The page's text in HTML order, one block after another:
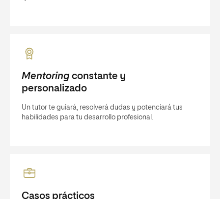
Mentoringconstante y
personalizado
Un tutor te guiará, resolverá dudas y potenciará tus
habilidades para tu desarrollo profesional.
Casos prácticos